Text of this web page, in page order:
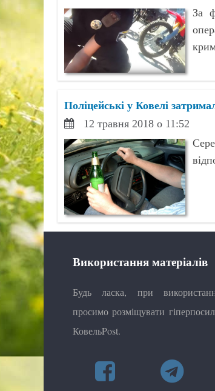
За
Поліцейські у Ковелі
12 травня 2018 о 11:52
Використання матеріалів
Будь ласка, при
просимо розміщувати
КовельPost.